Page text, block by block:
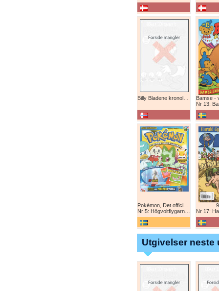
Nr 13: Bamse-
Nr 5: Högvoltflygarna mot Svart Rayquaza!
Nr 17: Harald
Utgivelser neste